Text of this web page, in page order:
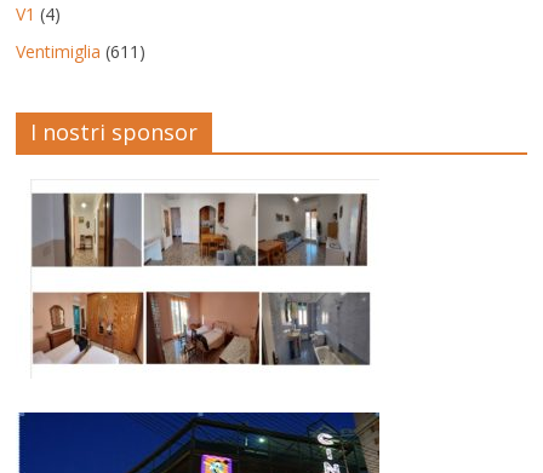
V1 (4)
Ventimiglia (611)
I nostri sponsor